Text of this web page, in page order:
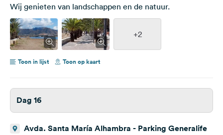
Wij genieten van landschappen en de natuur.
+2
Toon in lijst Toon op kaart
Dag 16
Avda. Santa María Alhambra - Parking Generalife